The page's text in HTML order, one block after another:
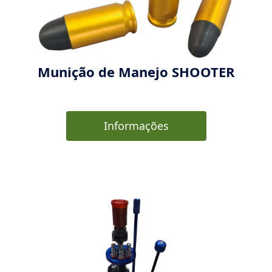
Munição de Manejo SHOOTER
Informações